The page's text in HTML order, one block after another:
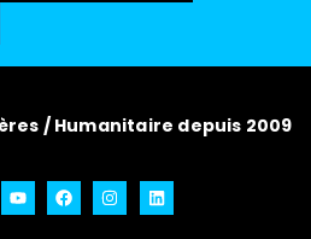
/ Humanitaire depuis 2009